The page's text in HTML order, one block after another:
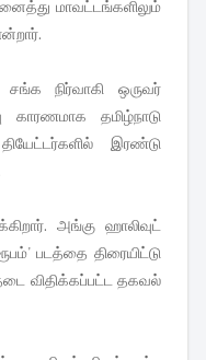
மாவட்டங்களிலும்
சங்க நிர்வாகி ஒருவர்
தமிழ்நாடு
இரண்டு
அங்கு ஹாலிவுட்
படத்தை திரையிட்டு
தடை விதிக்கப்பட்ட தகவல்